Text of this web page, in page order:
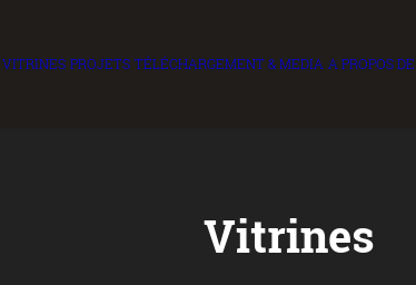
VITRINES PROJETS TÉLÉCHARGEMENT & MEDIA A PROPOS
Vitrines